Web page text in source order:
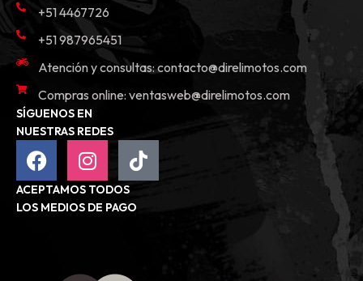
+51 4467726
+51 987965451
Atención y consultas:contacto@direlimotos.com
Compras online: ventasweb@direlimotos.com
SÍGUENOS EN
NUESTRAS REDES
ACEPTAMOS TODOS
LOS MEDIOS DE PAGO